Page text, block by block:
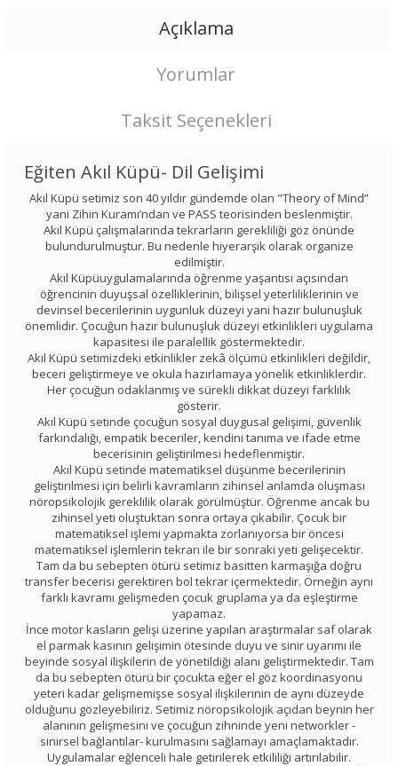
Açıklama
Yorumlar
Taksit Seçenekleri
Eğiten Akıl Küpü- Dil Gelişimi
Akıl Küpü setimiz son 40 yıldır gündemde olan "Theory of Mind”
yani Zihin Kuramı’ndan ve PASS teorisinden beslenmiştir.
Akıl Küpü çalışmalarında tekrarların gerekliliği göz önünde
bulundurulmuştur. Bu nedenle hiyerarşik olarak organize
edilmiştir.
Akıl Küpüuygulamalarında öğrenme yaşantısı açısından
öğrencinin duyuşsal özelliklerinin, bilişsel yeterliliklerinin ve
devinsel becerilerinin uygunluk düzeyi yani hazır bulunuşluk
önemlidir. Çocuğun hazır bulunuşluk düzeyi etkinlikleri uygulama
kapasitesi ile paralellik göstermektedir.
Akıl Küpü setimizdeki etkinlikler zekâ ölçümü etkinlikleri değildir,
beceri geliştirmeye ve okula hazırlamaya yönelik etkinliklerdir.
Her çocuğun odaklanmış ve sürekli dikkat düzeyi farklılık
gösterir.
Akıl Küpü setinde çocuğun sosyal duygusal gelişimi, güvenlik
farkındalığı, empatik beceriler, kendini tanıma ve ifade etme
becerisinin geliştirilmesi hedeflenmiştir.
Akıl Küpü setinde matematiksel düşünme becerilerinin
geliştirilmesi için belirli kavramların zihinsel anlamda oluşması
nöropsikolojik gereklilik olarak görülmüştür. Öğrenme ancak bu
zihinsel yeti oluştuktan sonra ortaya çıkabilir. Çocuk bir
matematiksel işlemi yapmakta zorlanıyorsa bir öncesi
matematiksel işlemlerin tekrarı ile bir sonraki yeti gelişecektir.
Tam da bu sebepten ötürü setimiz basitten karmaşığa doğru
transfer becerisi gerektiren bol tekrar içermektedir. Örneğin aynı
farklı kavramı gelişmeden çocuk gruplama ya da eşleştirme
yapamaz.
İnce motor kasların gelişi üzerine yapılan araştırmalar saf olarak
el parmak kasının gelişimin ötesinde duyu ve sinir uyarımı ile
beyinde sosyal ilişkilerin de yönetildiği alanı geliştirmektedir. Tam
da bu sebepten ötürü bir çocukta eğer el göz koordinasyonu
yeteri kadar gelişmemişse sosyal ilişkilerinin de aynı düzeyde
olduğunu gözleyebiliriz. Setimiz nöropsikolojik açıdan beynin her
alanının gelişmesini ve çocuğun zihninde yeni networkler -
sinirsel bağlantılar- kurulmasını sağlamayı amaçlamaktadır.
Uygulamalar eğlenceli hale getirilerek etkililiği artırılabilir.